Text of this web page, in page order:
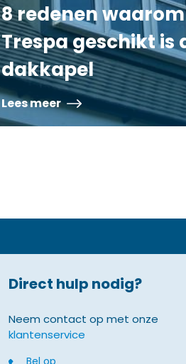
8 redenen waarom
Trespa geschikt is
dakkapel
Lees meer
Direct hulp nodig?
Neem contact op met onze
klantenservice
Bel op